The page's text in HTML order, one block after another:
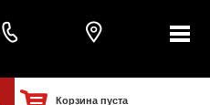
Корзина пуста